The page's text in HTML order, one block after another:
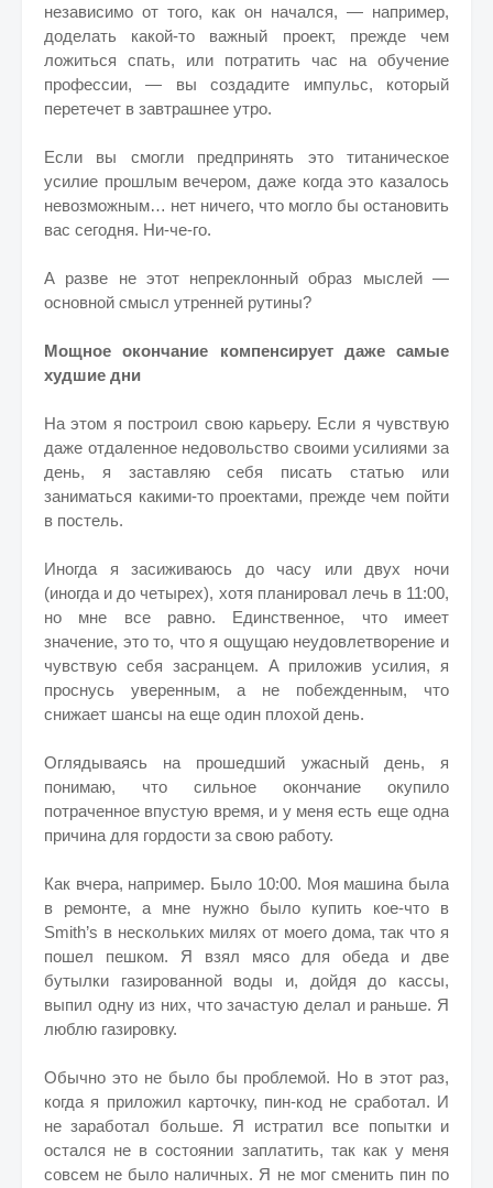
независимо от того, как он начался, — например,
доделать какой-то важный проект, прежде чем
ложиться спать, или потратить час на обучение
профессии, — вы создадите импульс, который
перетечет в завтрашнее утро.
Если вы смогли предпринять это титаническое
усилие прошлым вечером, даже когда это казалось
невозможным… нет ничего, что могло бы остановить
вас сегодня. Ни-че-го.
А разве не этот непреклонный образ мыслей —
основной смысл утренней рутины?
Мощное окончание компенсирует даже самые
худшие дни
На этом я построил свою карьеру. Если я чувствую
даже отдаленное недовольство своими усилиями за
день, я заставляю себя писать статью или
заниматься какими-то проектами, прежде чем пойти
в постель.
Иногда я засиживаюсь до часу или двух ночи
(иногда и до четырех), хотя планировал лечь в 11:00,
но мне все равно. Единственное, что имеет
значение, это то, что я ощущаю неудовлетворение и
чувствую себя засранцем. А приложив усилия, я
проснусь уверенным, а не побежденным, что
снижает шансы на еще один плохой день.
Оглядываясь на прошедший ужасный день, я
понимаю, что сильное окончание окупило
потраченное впустую время, и у меня есть еще одна
причина для гордости за свою работу.
Как вчера, например. Было 10:00. Моя машина была
в ремонте, а мне нужно было купить кое-что в
Smith’s в нескольких милях от моего дома, так что я
пошел пешком. Я взял мясо для обеда и две
бутылки газированной воды и, дойдя до кассы,
выпил одну из них, что зачастую делал и раньше. Я
люблю газировку.
Обычно это не было бы проблемой. Но в этот раз,
когда я приложил карточку, пин-код не сработал. И
не заработал больше. Я истратил все попытки и
остался не в состоянии заплатить, так как у меня
совсем не было наличных. Я не мог сменить пин по